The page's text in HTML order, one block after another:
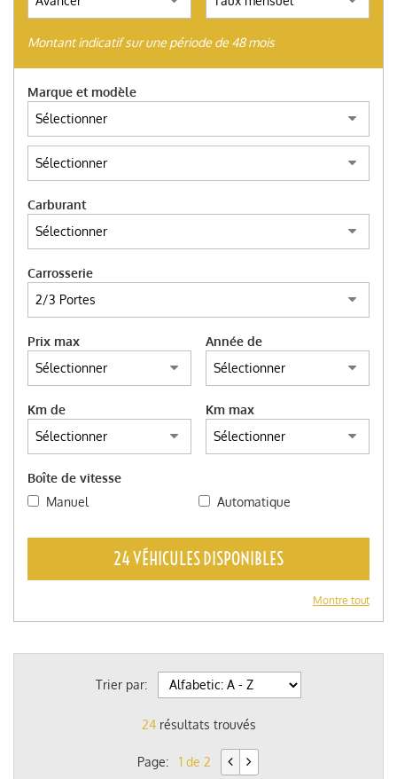
NOUS ACHETONS D’OCCASION
TROUVEZ VOTRE VOITURE
ITALIANO
ENGLISH
Montant indicatif sur une période de 48 mois
Marque et modèle
Carburant
Carrosserie
Prix max Année de
Km de Km max
Boîte de vitesse
Manuel
Automatique
24 VÉHICULES DISPONIBLES
Montre tout
Trier par:
24résultats trouvés
Page:1 de 2